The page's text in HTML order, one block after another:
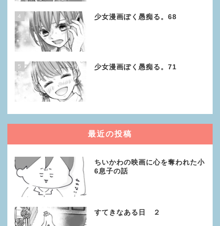
4 少女漫画ぽく愚痴る。68
5 少女漫画ぽく愚痴る。71
最近の投稿
ちいかわの映画に心を奪われた小
6息子の話
すてきなある日 ２